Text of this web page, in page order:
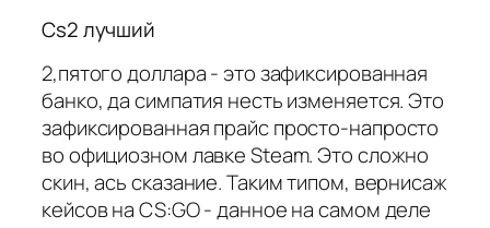
Cs2 лучший
2,пятого доллара - это зафиксированная
банко, да симпатия несть изменяется. Это
зафиксированная прайс просто-напросто
во официозном лавке Steam. Это сложно
скин, ась сказание. Таким типом, вернисаж
кейсов на CS:GO - данное на самом деле